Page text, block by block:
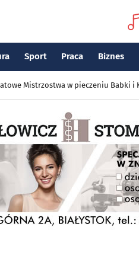
Sport Praca Biznes
Mistrzostwa w pieczeniu Babki i